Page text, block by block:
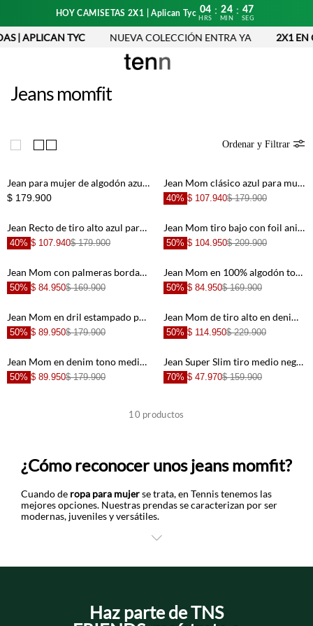
HOY CAMISETAS 2X1 | Aplican Tyc 04
HRS
: 24
MIN
: 47
SEG
| APLICAN TYC NUEVA COLECCIÓN ENTRA YA 2X1 EN
Jeans momfit
Ordenar y Filtrar
+
Jean para mujer de algodón azul mom fit con pretina
$ 179.900
+
Jean Mom clásico azul para mujer
40% $ 107.940$ 179.900
Jean Recto de tiro alto azul para mujer
40% $ 107.940$ 179.900
Jean Mom tiro bajo con foil animal print para mujer
50% $ 104.950$ 209.900
Jean Mom con palmeras bordadas crudo para mujer
50% $ 84.950$ 169.900
Jean Mom en 100% algodón tono claro para mujer
50% $ 84.950$ 169.900
+
Jean Mom en dril estampado para mujer
50% $ 89.950$ 179.900
Jean Mom de tiro alto en denim crudo para mujer
50% $ 114.950$ 229.900
Jean Mom en denim tono medio azul para mujer
50% $ 89.950$ 179.900
Jean Super Slim tiro medio negro para mujer
70% $ 47.970$ 159.900
10 productos
¿Cómo reconocer unos jeans momfit?
Cuando de ropa para mujerse trata, en Tennis tenemos las
mejores opciones. Nuestras prendas se caracterizan por ser
modernas, juveniles y versátiles.
jeans de moda para mujer
muy popular en la época de los 90’s, actualmente tiene mucho
protagonismo por ser una opción muy funcional para tus looks
Haz parte de TNS